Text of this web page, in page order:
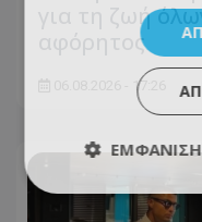
για τη ζωή
αφόρητος
06.08.2026 - 17:26